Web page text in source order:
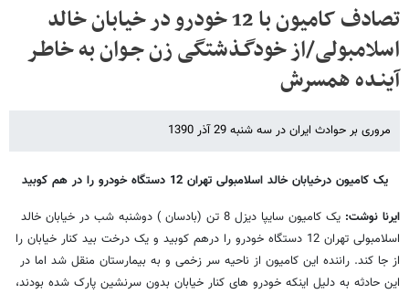
تصادف کامیون با 12 خودرو در خیابان خالد
اسلامبولی/از خودگـذشتگی زن جـوان به خاطـر
آینـده همسرش
مروری بر حوادث ایران در سه شنبه 29 آذر 1390
یک کامیون درخیابان خالد اسلامبولی تهران 12 دستگاه خودرو را در هم کوبید
ایرنا نوشت:
یک کامیون سایپا دیزل 8 تن (بادسان ) دوشنبه شب در خیابان خالد
اسلامبولی تهران 12 دستگاه خودرو را درهم کوبید و یک درخت بید کنار خیابان را
از جا کند. راننده این کامیون از ناحیه سر زخمی و به بیمارستان منقل شد اما در
این حادثه به دلیل اینکه خودرو های کنار خیابان بدون سرنشین پارک شده بودند،